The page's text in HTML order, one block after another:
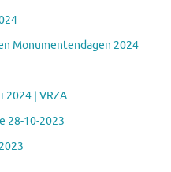
Monumentendagen 2024
2024 | VRZA
28-10-2023